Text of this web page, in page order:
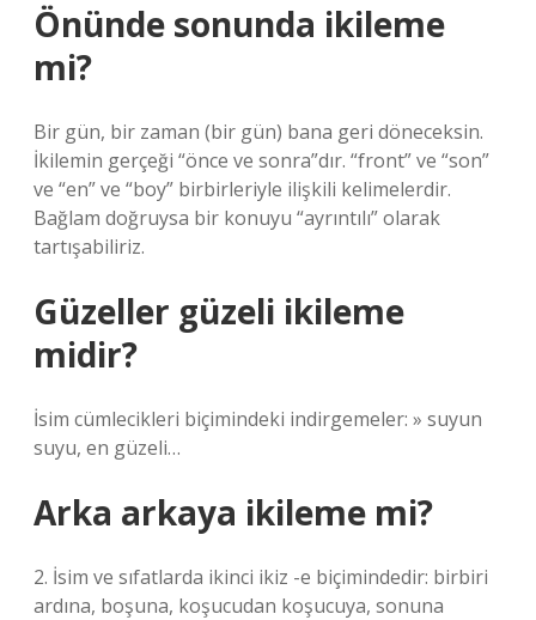
Önünde sonunda ikileme
mi?
Bir gün, bir zaman (bir gün) bana geri döneceksin.
İkilemin gerçeği “önce ve sonra”dır. “front” ve “son”
ve “en” ve “boy” birbirleriyle ilişkili kelimelerdir.
Bağlam doğruysa bir konuyu “ayrıntılı” olarak
tartışabiliriz.
Güzeller güzeli ikileme
midir?
İsim cümlecikleri biçimindeki indirgemeler: » suyun
suyu, en güzeli…
Arka arkaya ikileme mi?
2. İsim ve sıfatlarda ikinci ikiz -e biçimindedir: birbiri
ardına, boşuna, koşucudan koşucuya, sonuna